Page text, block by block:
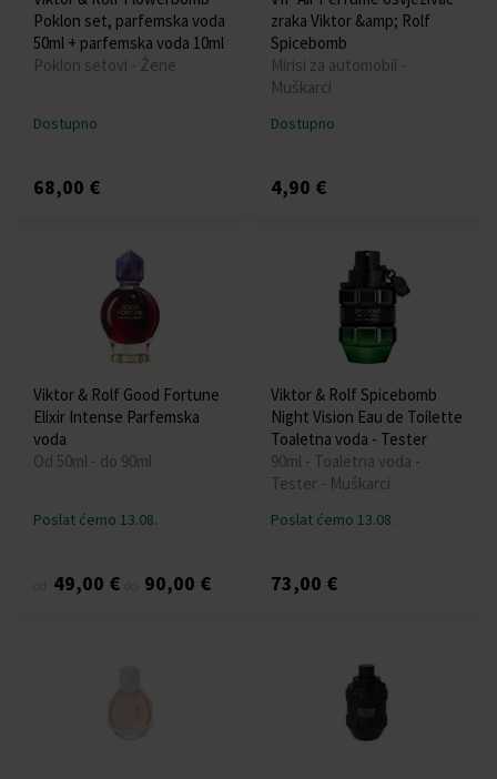
Poklon set, parfemska voda
50ml + parfemska voda 10ml
Poklon setovi - Žene
Dostupno
68,00 €
zraka Viktor &amp; Rolf
Spicebomb
Mirisi za automobil -
Muškarci
Dostupno
4,90 €
Viktor & Rolf Good Fortune
Elixir Intense Parfemska
voda
Od 50ml - do 90ml
Poslat ćemo 13.08.
49,00 € 90,00 €
Viktor & Rolf Spicebomb
Night Vision Eau de Toilette
Toaletna voda - Tester
90ml - Toaletna voda -
Tester - Muškarci
Poslat ćemo 13.08.
73,00 €